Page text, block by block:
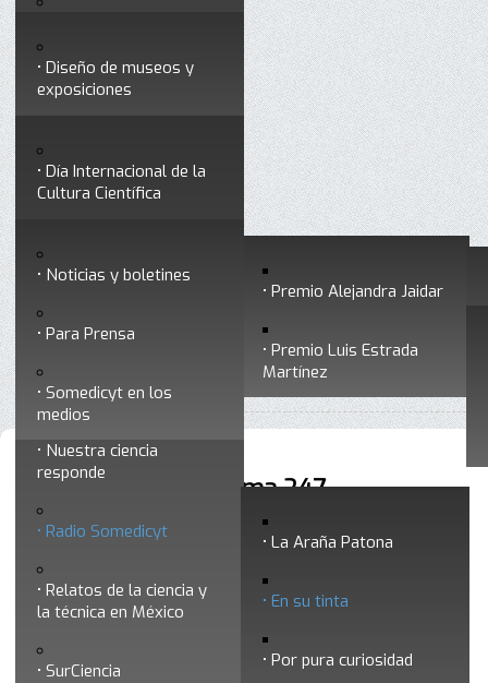
Socios vigentes
Consejo Directivo
profesionales
Premios a divulgadores Premio Alejandra Jaidar
Premio Luis Estrada
Martínez
Servicios
Diseño de museos y
exposiciones
formar divulgadores
Día Internacional de la
Cultura Científica
Ciencia y Tecnología
Nuestra ciencia
responde
Radio Somedicyt La Araña Patona
En su tinta
Por pura curiosidad
Relatos de la ciencia y
la técnica en México
SurCiencia
Noticias y boletines
Para Prensa
Somedicyt en los
medios
Contacto
Radio Somedicyt •
En su tinta
En su tinta - Programa 247
En su tinta - Programa 247